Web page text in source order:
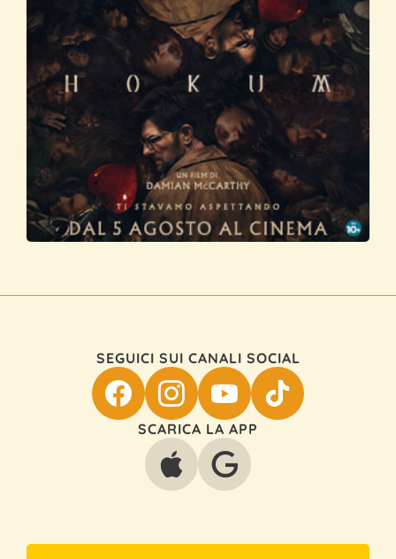
SEGUICI SUI CANALI SOCIAL
SCARICA LA APP